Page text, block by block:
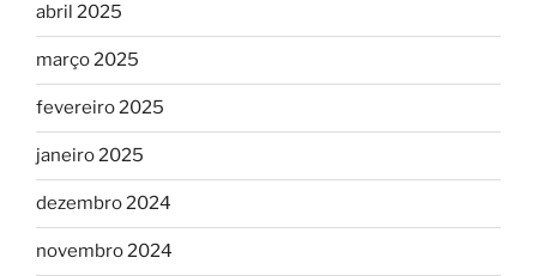
abril 2025
março 2025
fevereiro 2025
janeiro 2025
dezembro 2024
novembro 2024